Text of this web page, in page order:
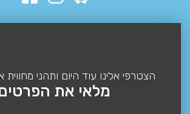
הצטרפי אלינו עוד היום ותהני מחווית
מלאי את